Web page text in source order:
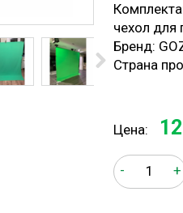
чехол для
Бренд:
Страна
Цена:
- +